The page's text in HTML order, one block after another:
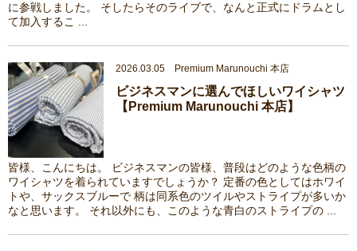
に参戦しました。 そしたらそのライブで、なんと正式にドラムとし
て加入するこ ...
2026.03.05 Premium Marunouchi 本店
ビジネスマンに選んでほしいワイシャツ
【Premium Marunouchi 本店】
皆様、こんにちは。 ビジネスマンの皆様、普段はどのような色柄の
ワイシャツを着られていますでしょうか？ 定番の色としてはホワイ
トや、サックスブルーで 柄は同系色のツイルやストライプが多いか
なと思います。 それ以外にも、このような青白のストライプの ...